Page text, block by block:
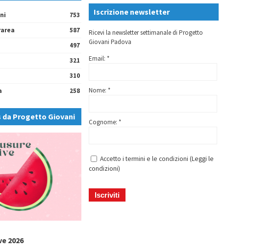
753
587
497
321
310
258
da Progetto Giovani
2026
Iscrizione newsletter
Ricevi la newsletter settimanale di Progetto
Giovani Padova
Email: *
Nome: *
Cognome: *
Accetto i termini e le condizioni (Leggi le
condizioni)